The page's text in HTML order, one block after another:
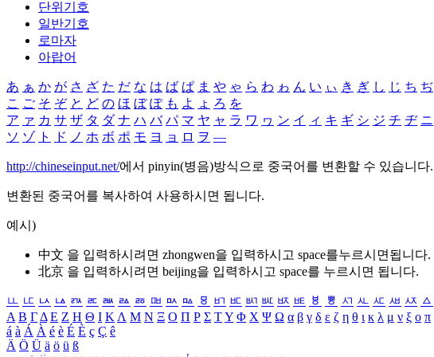
단위기호
일반기호
로마자
아랍어
あ ぁ か が さ ざ た だ な は ば ぱ ま や ゃ ら わ ゎ ん い ぃ き ぎ し じ ち ぢ
こ ご そ ぞ と ど の ほ ぼ ぽ も よ ょ ろ を
ア ァ カ サ ザ タ ダ ナ ハ バ パ マ ヤ ャ ラ ワ ヮ ン イ ィ キ ギ シ ジ チ ヂ ニ
ソ ゾ ト ド ノ ホ ボ ポ モ ヨ ョ ロ ヲ ―
http://chineseinput.net/에서 pinyin(병음)방식으로 중국어를 변환할 수 있습니다.
변환된 중국어를 복사하여 사용하시면 됩니다.
예시)
中文 을 입력하시려면 zhongwen을 입력하시고 space를누르시면됩니다.
北京 을 입력하시려면 beijing을 입력하시고 space를 누르시면 됩니다.
ㅥ ㅦ ㅧ ㅨ ㅩ ㅪ ㅫ ㅬ ㅭ ㅮ ㅯ ㅰ ㅱ ㅲ ㅳ ㅴ ㅵ ㅶ ㅷ ㅸ ㅹ ㅺ ㅻ ㅼ ㅽ ㅾ ㅿ
Α Β ΓΔ Ε Ζ Η Θ Ι ΚΛ Μ Ν Ξ Ο Π Ρ Σ ΤΥ Φ Χ Ψ Ω α β γ δ ε ζ η θ ι κ λ μ ν ξ ο π
á à Á À é è É È ç Ç ê
Ä Ö Ü ä ö ü ß